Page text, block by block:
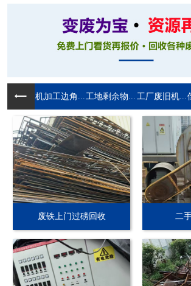
机加工边角... 工地剩余物... 工厂废旧机...
废铁上门过磅回收 二